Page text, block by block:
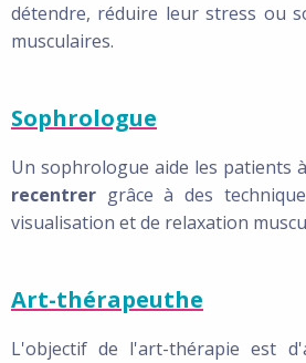
détendre, réduire leur stress ou
musculaires.
Sophrologue
Un sophrologue aide les patients à
recentrer grâce à des
visualisation et de relaxation
Art-thérapeuthe
L'objectif de l'art-thérapie est